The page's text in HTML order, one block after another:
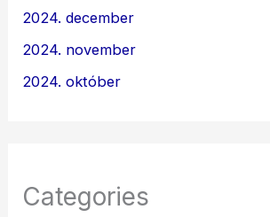
2024. december
2024. november
2024. október
Categories